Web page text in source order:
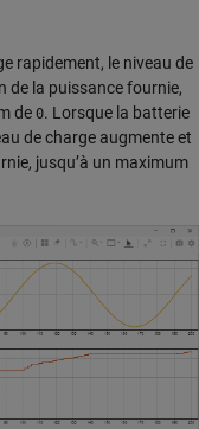
rapidement, le niveau de
de la puissance fournie,
de 0. Lorsque la batterie
de charge augmente et
jusqu’à un maximum